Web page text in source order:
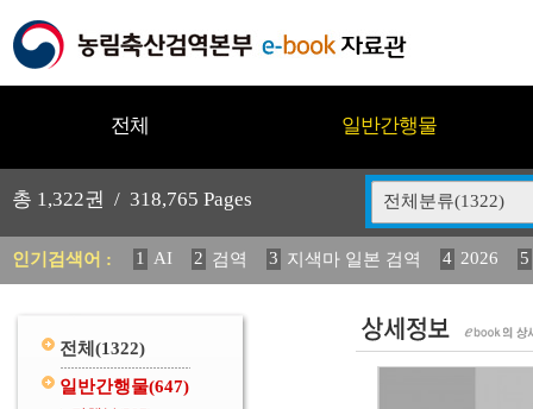
전체 일반간행물
총 1,322권 / 318,765 Pages 전체분류(1322)
인기검색어 : 1 AI 2 검역 3 지색마 일본 검역 4 2026
5
11 2025 12 중독성 식물 도감 13 媛 異 14
전체 (1322)
일반간행물(647)